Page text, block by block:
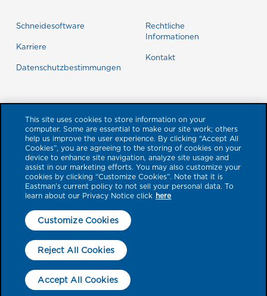
Schneidesoftware
Karriere
Datenschutzbestimmungen
Rechtliche
Informationen
Kontakt
einem ™- oder ®-Symbol gekennzeichnet sind, sind Marken der Eastman
Chemical Company oder ihrer Tochtergesellschaften. Alle anderen
Marken sind das Eigentum ihrer jeweiligen Inhaber. Alle Rechte
vorbehalten. Für Fehler wird keine Haftung übernommen. Visuelle
Erscheinungsbild der mit Folie behandelten Fenster kann abweichen.
This site uses cookies to store information on your
computer. Some are essential to make our site work; others
help us improve the user experience. By clicking “Accept All
Cookies”, you are agreeing to the storing of cookies on your
device to enhance site navigation, analyze site usage and
assist in our marketing efforts. You may also customize your
cookies by clicking “Customize Cookies”. Note that it is
Eastman’s current policy to not sell your personal data. To
learn about our Privacy Notice click here
Customize Cookies
Reject All Cookies
Accept All Cookies